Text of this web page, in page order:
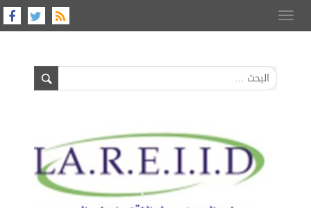
Toggle
navigation